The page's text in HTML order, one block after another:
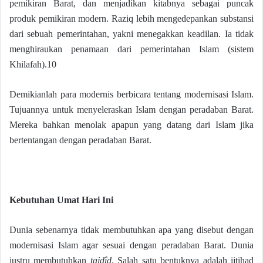
pemikiran Barat, dan menjadikan kitabnya sebagai puncak
produk pemikiran modern. Raziq lebih mengedepankan substansi
dari sebuah pemerintahan, yakni menegakkan keadilan. Ia tidak
menghiraukan penamaan dari pemerintahan Islam (sistem
Khilafah).10
Demikianlah para modernis berbicara tentang modernisasi Islam.
Tujuannya untuk menyeleraskan Islam dengan peradaban Barat.
Mereka bahkan menolak apapun yang datang dari Islam jika
bertentangan dengan peradaban Barat.
Kebutuhan Umat Hari Ini
Dunia sebenarnya tidak membutuhkan apa yang disebut dengan
modernisasi Islam agar sesuai dengan peradaban Barat. Dunia
justru membutuhkan tajdîd. Salah satu bentuknya adalah ijtihad